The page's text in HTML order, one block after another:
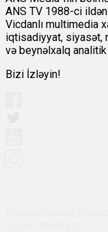
ANS TV 1988-ci
Vicdanlı multimedia
iqtisadiyyat, siyasət,
və beynəlxalq
Bizi İzləyin!